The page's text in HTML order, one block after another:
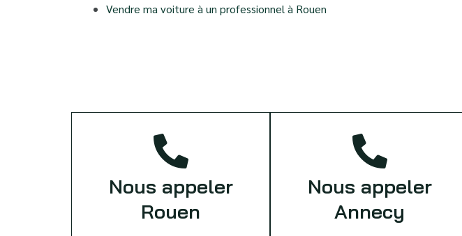
Vendre ma voiture à un professionnel à Rouen
Nous appeler
Rouen
Nous appeler
Annecy